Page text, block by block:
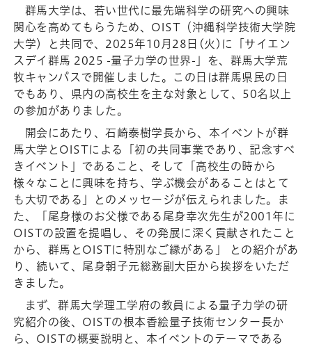
群馬大学は、若い世代に最先端科学の研究への興味
関心を高めてもらうため、OIST（沖縄科学技術大学院
大学）と共同で、2025年10月28日(火)に「サイエン
スデイ群馬 2025 -量子力学の世界-」を、群馬大学荒
牧キャンパスで開催しました。この日は群馬県民の日
でもあり、県内の高校生を主な対象として、50名以上
の参加がありました。
開会にあたり、石崎泰樹学長から、本イベントが群
馬大学とOISTによる「初の共同事業であり、記念すべ
きイベント」であること、そして「高校生の時から
様々なことに興味を持ち、学ぶ機会があることはとて
も大切である」とのメッセージが伝えられました。ま
た、「尾身様のお父様である尾身幸次先生が2001年に
OISTの設置を提唱し、その発展に深く貢献されたこと
から、群馬とOISTに特別なご縁がある」 との紹介があ
り、続いて、尾身朝子元総務副大臣から挨拶をいただ
きました。
まず、群馬大学理工学府の教員による量子力学の研
究紹介の後、OISTの根本香絵量子技術センター長か
ら、OISTの概要説明と、本イベントのテーマである